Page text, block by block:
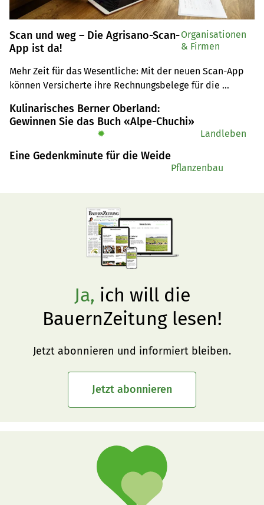
Scan und weg – Die Agrisano-Scan-
App ist da!
Mehr Zeit für das Wesentliche: Mit der neuen Scan-App
können Versicherte ihre Rechnungsbelege für die
einreichen.
Organisationen
& Firmen
Kulinarisches Berner Oberland:
Gewinnen Sie das Buch «Alpe-Chuchi»
✹ Landleben
Eine Gedenkminute für die Weide
Pflanzenbau
Ja, ich will die
BauernZeitung lesen!
Jetzt abonnieren und informiert bleiben.
Jetzt abonnieren